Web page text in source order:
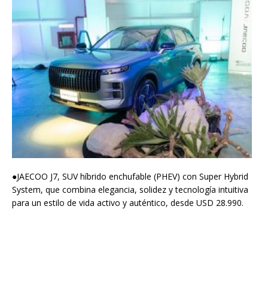
●JAECOO J7, SUV híbrido enchufable (PHEV) con Super Hybrid
System, que combina elegancia, solidez y tecnología intuitiva
para un estilo de vida activo y auténtico, desde USD 28.990.